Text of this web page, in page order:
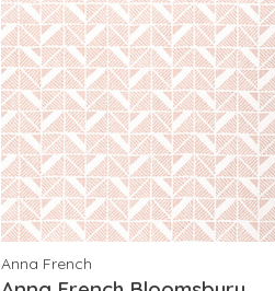
Anna French